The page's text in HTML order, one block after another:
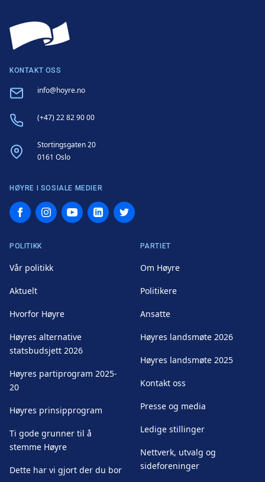
KONTAKT OSS
Email info@hoyre.no
Phone(+47) 22 82 90 00
AddressStortingsgaten 20
0161 Oslo
HØYRE I SOSIALE MEDIER
FacebookInstagramYouTubeLinkedInTwitter
POLITIKK
Vår politikk
Aktuelt
Hvorfor Høyre
Høyres alternative
statsbudsjett 2026
Høyres partiprogram 2025-
20
Høyres prinsipprogram
Ti gode grunner til å
stemme Høyre
Dette har vi gjort der du bor
PARTIET
Om Høyre
Politikere
Ansatte
Høyres landsmøte 2026
Høyres landsmøte 2025
Kontakt oss
Presse og media
Ledige stillinger
Nettverk, utvalg og
sideforeninger